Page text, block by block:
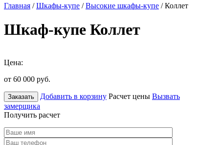
Главная /Шкафы-купе /Высокие шкафы-купе / Коллет
Шкаф-купе Коллет
Цена:
от 60 000 руб.
Заказать Добавить в корзину Расчет цены Вызвать
замерщика
Получить расчет